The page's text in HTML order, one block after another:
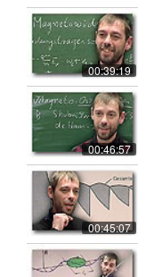
00:39:19
00:46:57
00:45:07